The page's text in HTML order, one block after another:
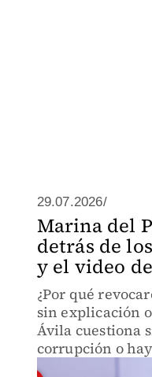
29.07.2026/
Marina del
detrás de
y el video
¿Por qué
sin explicación
Ávila cuestiona
corrupción o
Audios filtrados,